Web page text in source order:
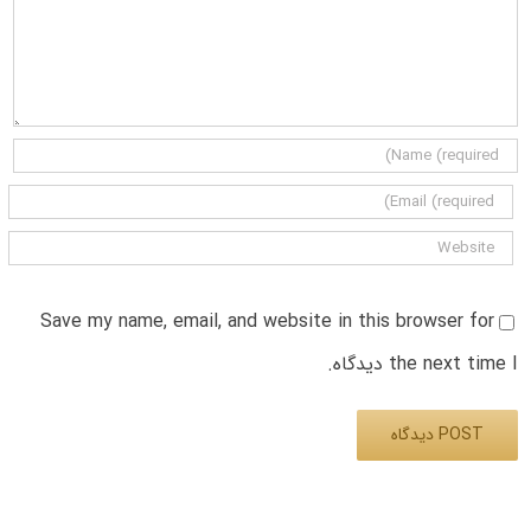
Save my name, email, and website in this browser for
the next time I دیدگاه.